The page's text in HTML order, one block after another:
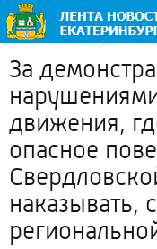
За
движения,
опасное
наказывать,